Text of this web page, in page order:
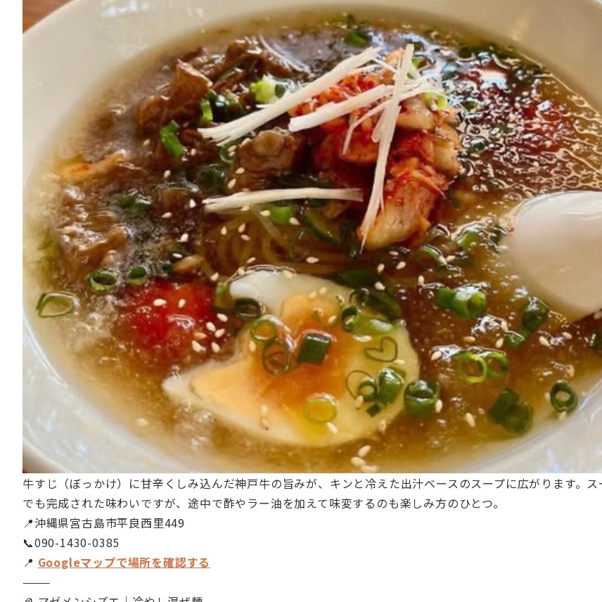
牛すじ（ぼっかけ）に甘辛くしみ込んだ神戸牛の旨みが、キンと冷えた出汁ベースのスープに広がります。ス
でも完成された味わいですが、途中で酢やラー油を加えて味変するのも楽しみ方のひとつ。
📍沖縄県宮古島市平良西里449
📞090-1430-0385
📍 Googleマップで場所を確認する
⸻